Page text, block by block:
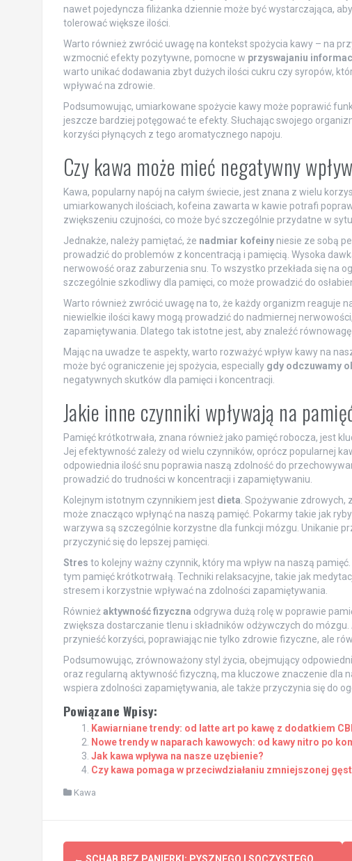
nawet pojedyncza filiżanka dziennie może być wystarczająca,
tolerować większe ilości.
Warto również zwrócić uwagę na kontekst spożycia kawy – na
wzmocnić efekty pozytywne, pomocne w przyswajaniu
warto unikać dodawania zbyt dużych ilości cukru czy syropów,
wpływać na zdrowie.
Podsumowując, umiarkowane spożycie kawy może poprawić
jeszcze bardziej potęgować te efekty. Słuchając swojego
korzyści płynących z tego aromatycznego napoju.
Czy kawa może mieć negatywny
Kawa, popularny napój na całym świecie, jest znana z wielu
umiarkowanych ilościach, kofeina zawarta w kawie potrafi
zwiększeniu czujności, co może być szczególnie przydatne w
Jednakże, należy pamiętać, że nadmiar kofeinyniesie ze sobą
prowadzić do problemów z koncentracją i pamięcią. Wysoka
nerwowość oraz zaburzenia snu. To wszystko przekłada się na
szczególnie szkodliwy dla pamięci, co może prowadzić do
Warto również zwrócić uwagę na to, że każdy organizm reaguje
niewielkie ilości kawy mogą prowadzić do nadmiernej
zapamiętywania. Dlatego tak istotne jest, aby znaleźć
Mając na uwadze te aspekty, warto rozważyć wpływ kawy na
może być ograniczenie jej spożycia, especially gdy odczuwamy
negatywnych skutków dla pamięci i koncentracji.
Jakie inne czynniki wpływają na
Pamięć krótkotrwała, znana również jako pamięć robocza, jest
Jej efektywność zależy od wielu czynników, oprócz popularnej
odpowiednia ilość snu poprawia naszą zdolność do
prowadzić do trudności w koncentracji i zapamiętywaniu.
Kolejnym istotnym czynnikiem jest dieta . Spożywanie zdrowych,
może znacząco wpłynąć na naszą pamięć. Pokarmy takie jak
warzywa są szczególnie korzystne dla funkcji mózgu. Unikanie
przyczynić się do lepszej pamięci.
Stres to kolejny ważny czynnik, który ma wpływ na naszą
tym pamięć krótkotrwałą. Techniki relaksacyjne, takie jak
stresem i korzystnie wpływać na zdolności zapamiętywania.
Również aktywność fizyczna odgrywa dużą rolę w poprawie
zwiększa dostarczanie tlenu i składników odżywczych do
przynieść korzyści, poprawiając nie tylko zdrowie fizyczne, ale
Podsumowując, zrównoważony styl życia, obejmujący
oraz regularną aktywność fizyczną, ma kluczowe znaczenie dla
wspiera zdolności zapamiętywania, ale także przyczynia się do
Powiązane Wpisy:
Kawiarniane trendy: od latte art po kawę z dodatkiem
Nowe trendy w naparach kawowych: od kawy nitro po
Jak kawa wpływa na nasze uzębienie?
Czy kawa pomaga w przeciwdziałaniu zmniejszonej
Kawa
← SCHAB BEZ PANIERKI: PYSZNEGO I SOCZYSTEGO